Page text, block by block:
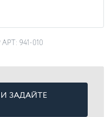
АРТ: 941-010
ЗАДАЙТЕ